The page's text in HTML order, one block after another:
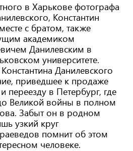
в Харькове фотографа
Константин
с братом, также
академиком
Данилевским в
университете.
Данилевского
приведшее к продаже
переезду в Петербург, где
Великой войны в полном
Забыт он в родном
узкий круг
помнит об этом
человеке.